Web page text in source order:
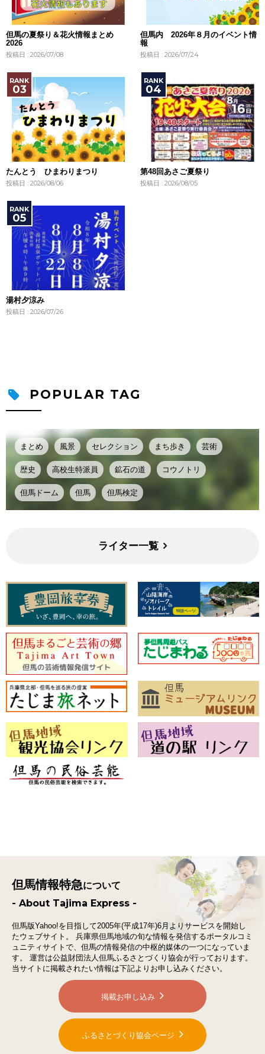
但馬の夏祭り＆花火情報まとめ
2026
投稿日 : 2026/07/08
但馬内 2026年８月のイベント情
報
投稿日 : 2026/07/24
たんとう ひまわりまつり
投稿日 : 2026/08/06
第48回あさご夏祭り
投稿日 : 2026/08/05
湯村夕涼み
投稿日 : 2026/07/26
POPULAR TAG
まとめ 風景 セレクション まち歩き 芸術
歴史 高校生特派員 鉱石の道 コウノトリ
但馬ドーム 但馬 但馬検定
ライター一覧
但馬情報特急について
- About Tajima Express -
但馬版Yahoo!を目指して2005年(平成17年)6月よりサービスを開始し
たウェブサイト。
兵庫県但馬地域の旬な情報を発信するポータルコミ
ュニティサイトで、 但馬の情報発信の中枢的媒体の一つになっていま
す。
運営は公益財団法人但馬ふるさとづくり協会が行っております。
当サイトに掲載されたい情報は下記よりお申し込みください。
掲載お申し込み
ふるさとづくり協会ページ